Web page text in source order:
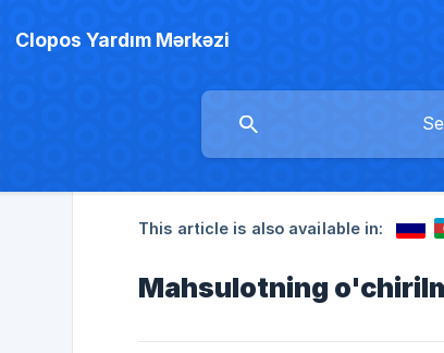
Clopos Yardım Mərkəzi
This article is also available in:
Mahsulotning